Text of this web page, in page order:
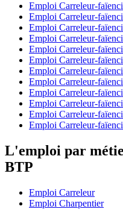
Emploi Carreleur-
Emploi Carreleur-
Emploi Carreleur-
Emploi Carreleur-
Emploi Carreleur-
Emploi Carreleur-
Emploi Carreleur-
Emploi Carreleur-
Emploi Carreleur-
Emploi Carreleur-
Emploi Carreleur-
Emploi Carreleur-
L'emploi par
BTP
Emploi Carreleur
Emploi Charpentier